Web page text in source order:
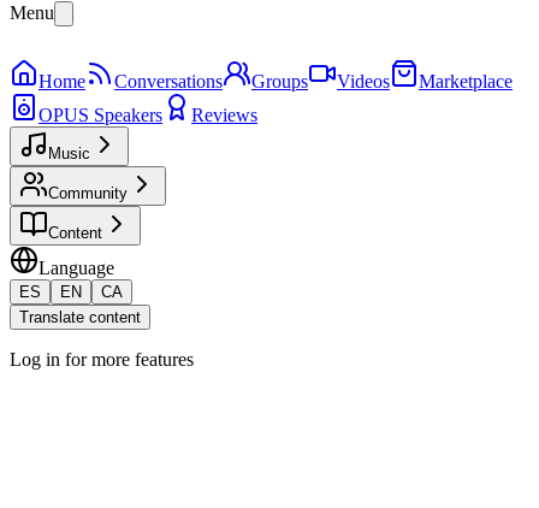
Menu
Home Conversations Groups Videos
Marketplace
OPUS Speakers
Reviews
Music
Community
Content
Language
ES EN
CA
Translate content
Log in for more features